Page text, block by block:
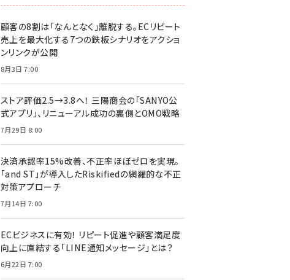
顧客の8割は「なんとなく」離脱する。ECリピート
売上を最大化する7つの鉄板シナリオをアクショ
ンリンクが公開
8月3日 7:00
ストア評価2.5→3.8へ！ 三陽商会の「SANYO公
式アプリ」、リニューアル成功の裏側とOMO戦略
7月29日 8:00
決済承認率15%改善、不正率ほぼゼロを実現。
「and ST」が導入したRiskifiedの網羅的な不正
対策アプローチ
7月14日 7:00
ECビジネスに有効！ リピート促進や顧客満足度
向上に直結する「LINE通知メッセージ」とは？
6月22日 7:00